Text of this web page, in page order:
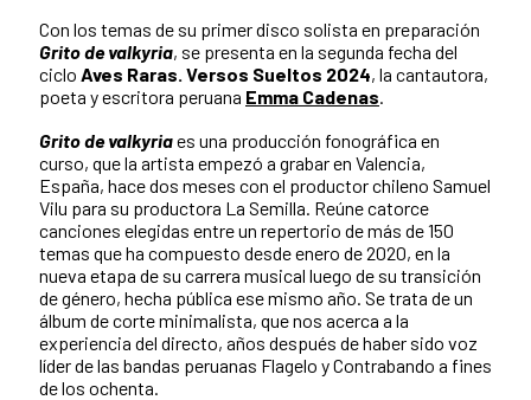
Con los temas de su primer disco solista en preparación
Grito de valkyria, se presenta en la segunda fecha del
ciclo Aves Raras. Versos Sueltos 2024, la cantautora,
poeta y escritora peruana Emma Cadenas
Grito de valkyriaes una producción fonográfica en
curso, que la artista empezó a grabar en Valencia,
España, hace dos meses con el productor chileno Samuel
Vilu para su productora La Semilla. Reúne catorce
canciones elegidas entre un repertorio de más de 150
temas que ha compuesto desde enero de 2020, en la
nueva etapa de su carrera musical luego de su transición
de género, hecha pública ese mismo año. Se trata de un
álbum de corte minimalista, que nos acerca a la
experiencia del directo, años después de haber sido voz
líder de las bandas peruanas Flagelo y Contrabando a fines
de los ochenta.